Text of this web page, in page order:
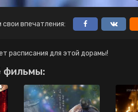
впечатления:
расписания для этой дорамы!
фильмы: